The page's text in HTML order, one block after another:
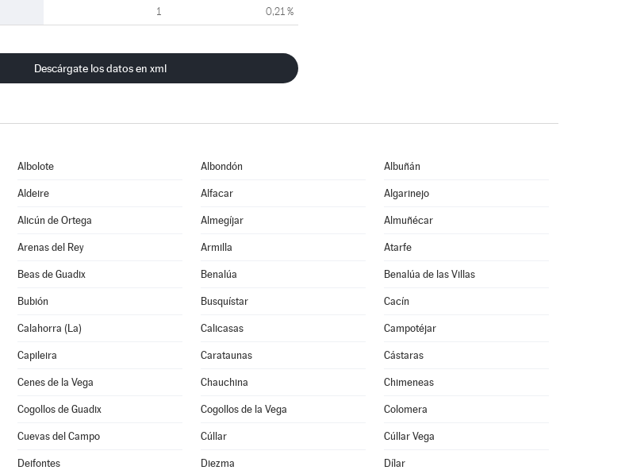
1 0,21 %
Descárgate los datos en xml
Albolote Albondón Albuñán
Aldeire Alfacar Algarinejo
Alicún de Ortega Almegíjar Almuñécar
Arenas del Rey Armilla Atarfe
Beas de Guadix Benalúa Benalúa de las Villas
Bubión Busquístar Cacín
Calahorra (La) Calicasas Campotéjar
Capileira Carataunas Cástaras
Cenes de la Vega Chauchina Chimeneas
Cogollos de Guadix Cogollos de la Vega Colomera
Cuevas del Campo Cúllar Cúllar Vega
Deifontes Diezma Dílar